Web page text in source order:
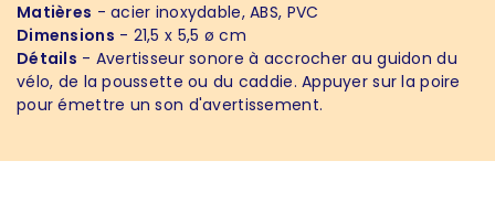
Matières - acier inoxydable, ABS, PVC
Dimensions - 21,5 x 5,5 ø cm
Détails - Avertisseur sonore à accrocher au guidon du
vélo, de la poussette ou du caddie. Appuyer sur la poire
pour émettre un son d'avertissement.